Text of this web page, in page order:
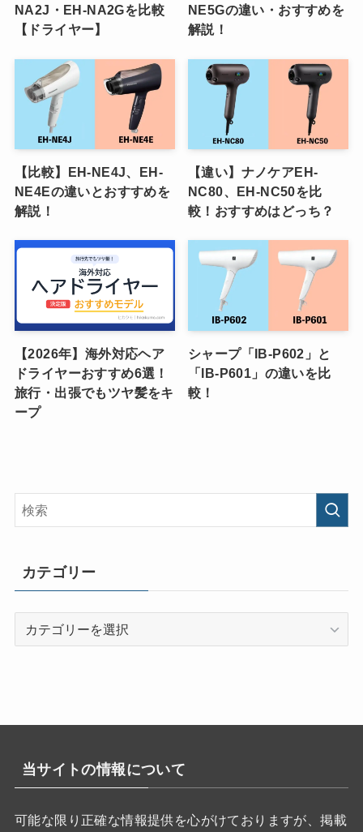
NA2J・EH-NA2Gを比較
【ドライヤー】
NE5Gの違い・おすすめを
解説！
【比較】EH-NE4J、EH-
NE4Eの違いとおすすめを
解説！
【違い】ナノケアEH-
NC80、EH-NC50を比
較！おすすめはどっち？
【2026年】海外対応ヘア
ドライヤーおすすめ6選！
旅行・出張でもツヤ髪をキ
ープ
シャープ「IB-P602」と
「IB-P601」の違いを比
較！
カテゴリー
当サイトの情報について
可能な限り正確な情報提供を心がけておりますが、掲載